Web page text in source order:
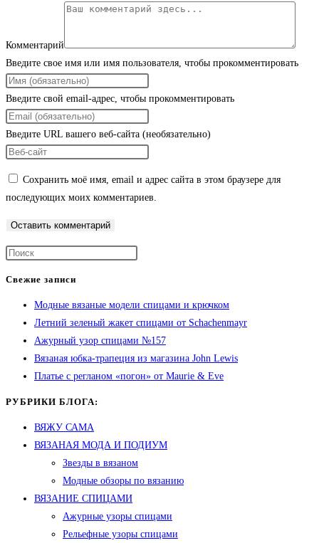
Комментарий
Введите свое имя или имя пользователя, чтобы прокомментировать
Введите свой email-адрес, чтобы прокомментировать
Введите URL вашего веб-сайта (необязательно)
Сохранить моё имя, email и адрес сайта в этом браузере для
последующих моих комментариев.
Свежие записи
Модные вязаные модели спицами и крючком
Летний зеленый жакет спицами от Schachenmayr
Ажурный узор спицами №157
Вязаная юбка-трапеция из магазина John Lewis
Платье с регланом «погон» от Maurie & Eve
РУБРИКИ БЛОГА:
ВЯЖУ САМА
ВЯЗАНАЯ МОДА И ПОДИУМ
Звезды в вязаном
Модные обзоры по вязанию
ВЯЗАНИЕ СПИЦАМИ
Ажурные узоры спицами
Рельефные узоры спицами